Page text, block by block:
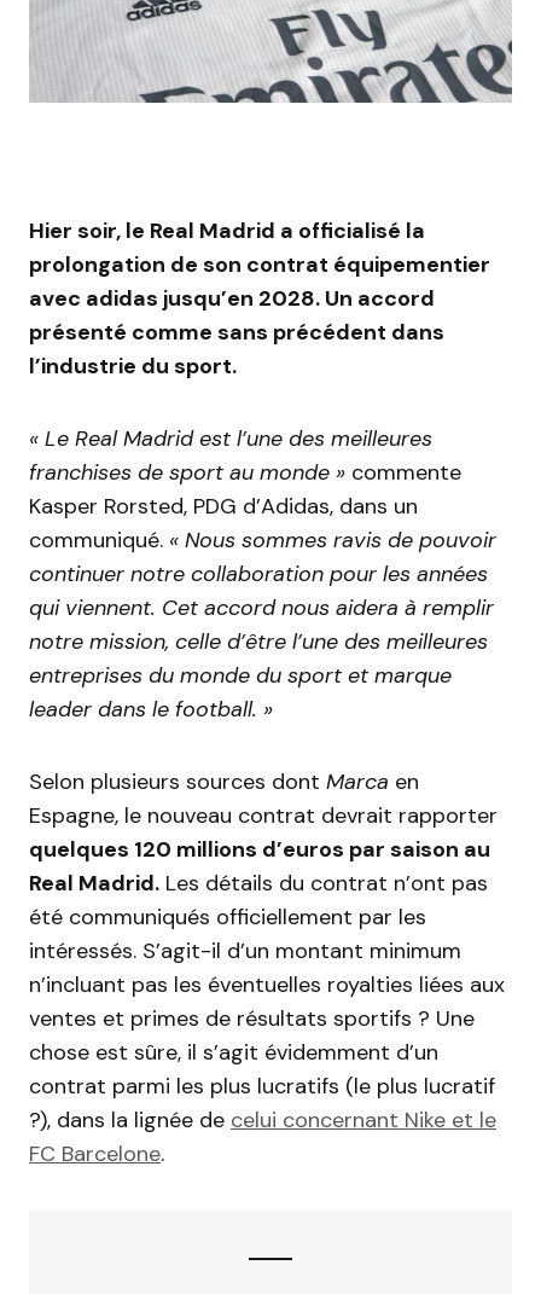
Hier soir, le Real Madrid a officialisé la
prolongation de son contrat équipementier
avec adidas jusqu’en 2028. Un accord
présenté comme sans précédent dans
l’industrie du sport.
« Le Real Madrid est l’une des meilleures
franchises de sport au monde » commente
Kasper Rorsted, PDG d’Adidas, dans un
communiqué. « Nous sommes ravis de pouvoir
continuer notre collaboration pour les années
qui viennent. Cet accord nous aidera à remplir
notre mission, celle d’être l’une des meilleures
entreprises du monde du sport et marque
leader dans le football. »
Selon plusieurs sources dont Marca en
Espagne, le nouveau contrat devrait rapporter
quelques 120 millions d’euros par saison au
Real Madrid. Les détails du contrat n’ont pas
été communiqués officiellement par les
intéressés. S’agit-il d’un montant minimum
n’incluant pas les éventuelles royalties liées aux
ventes et primes de résultats sportifs ? Une
chose est sûre, il s’agit évidemment d’un
contrat parmi les plus lucratifs (le plus lucratif
?), dans la lignée de celui concernant Nike et le
FC Barcelone.